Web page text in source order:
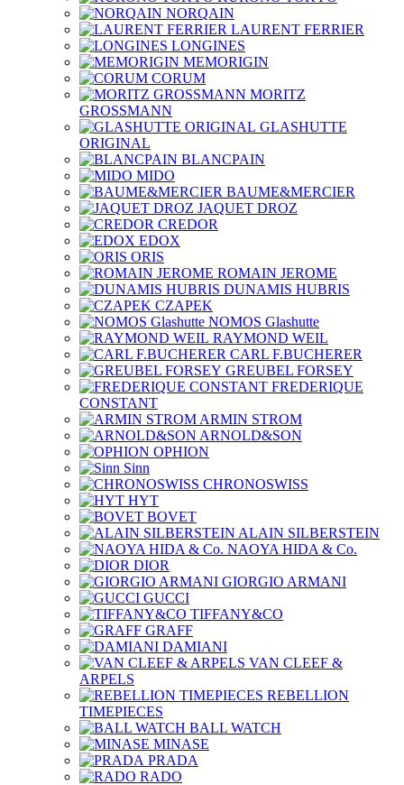
NORQAIN
LAURENT FERRIER
LONGINES
MEMORIGIN
CORUM
MORITZ
GROSSMANN
GLASHUTTE
ORIGINAL
BLANCPAIN
MIDO
BAUME&MERCIER
JAQUET DROZ
CREDOR
EDOX
ORIS
ROMAIN JEROME
DUNAMIS HUBRIS
CZAPEK
NOMOS Glashutte
RAYMOND WEIL
CARL F.BUCHERER
GREUBEL FORSEY
FREDERIQUE
CONSTANT
ARMIN STROM
ARNOLD&SON
OPHION
Sinn
CHRONOSWISS
HYT
BOVET
ALAIN SILBERSTEIN
NAOYA HIDA & Co.
DIOR
GIORGIO ARMANI
GUCCI
TIFFANY&CO
GRAFF
DAMIANI
VAN CLEEF &
ARPELS
REBELLION
TIMEPIECES
BALL WATCH
MINASE
PRADA
RADO